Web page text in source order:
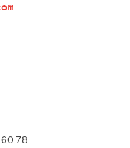
60 78